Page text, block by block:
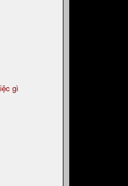
gì